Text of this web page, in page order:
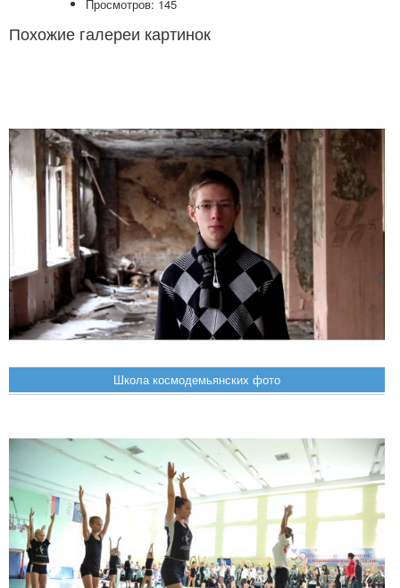
Просмотров: 145
Похожие галереи картинок
Школа космодемьянских фото